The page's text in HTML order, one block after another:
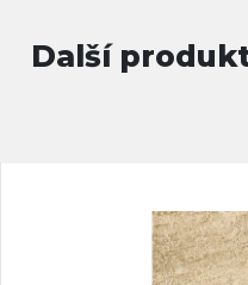
Další